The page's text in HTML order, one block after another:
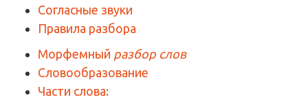
Согласные звуки
Правила разбора
Морфемный разбор слов
Словообразование
Части слова: